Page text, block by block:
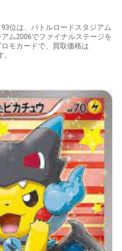
位は、バトルロードスタジアム
ム2006でファイナルステージを
モカードで、買取価格は